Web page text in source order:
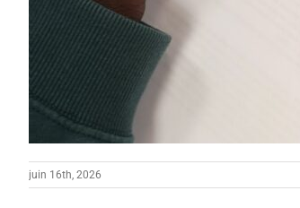
juin 16th, 2026